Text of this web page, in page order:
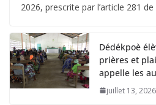
2026, prescrite par l’article 281
Dédékpoè
prières et
appelle les
juillet 13, 2026